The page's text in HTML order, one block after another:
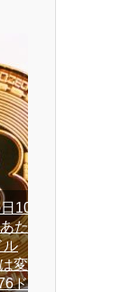
10-
た
ル
変
ド